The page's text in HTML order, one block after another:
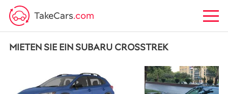
TakeCars.com
MIETEN SIE EIN SUBARU CROSSTREK